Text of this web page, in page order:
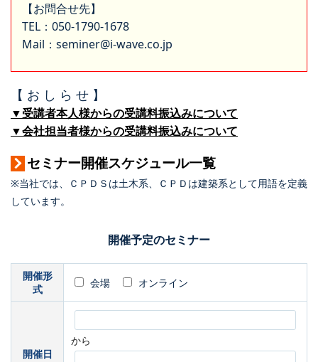
【お問合せ先】
TEL：050-1790-1678
Mail：seminer@i-wave.co.jp
【 お し ら せ 】
▼受講者本人様からの受講料振込みについて
▼会社担当者様からの受講料振込みについて
セミナー開催スケジュール一覧
※当社では、ＣＰＤＳは土木系、ＣＰＤは建築系として用語を定義
しています。
開催予定のセミナー
開催形
式
会場 オンライン
開催日
から